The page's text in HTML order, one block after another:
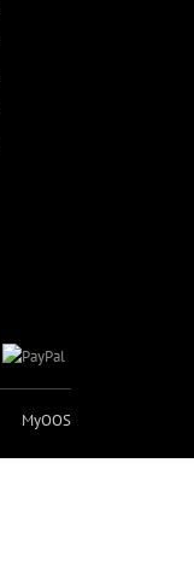
MyOOS